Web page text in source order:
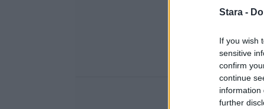
Stara -
If you wish
sensitive
confirm
continue
information
further